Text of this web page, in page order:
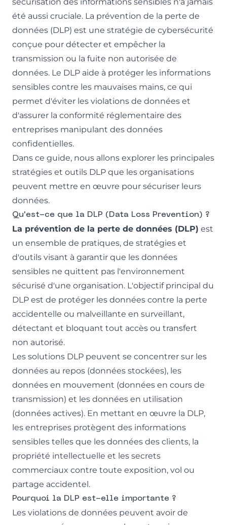
été aussi cruciale. La prévention de la perte de
données (DLP) est une stratégie de cybersécurité
conçue pour détecter et empêcher la
transmission ou la fuite non autorisée de
données. Le DLP aide à protéger les informations
sensibles contre les mauvaises mains, ce qui
permet d'éviter les violations de données et
d'assurer la conformité réglementaire des
entreprises manipulant des données
confidentielles.
Dans ce guide, nous allons explorer les principales
stratégies et outils DLP que les organisations
peuvent mettre en œuvre pour sécuriser leurs
données.
Qu'est-ce que la DLP (Data Loss Prevention) ?
La prévention de la perte de données (DLP) est
un ensemble de pratiques, de stratégies et
d'outils visant à garantir que les données
sensibles ne quittent pas l'environnement
sécurisé d'une organisation. L'objectif principal du
DLP est de protéger les données contre la perte
accidentelle ou malveillante en surveillant,
détectant et bloquant tout accès ou transfert
non autorisé.
Les solutions DLP peuvent se concentrer sur les
données au repos (données stockées), les
données en mouvement (données en cours de
transmission) et les données en utilisation
(données actives). En mettant en œuvre la DLP,
les entreprises protègent des informations
sensibles telles que les données des clients, la
propriété intellectuelle et les secrets
commerciaux contre toute exposition, vol ou
partage accidentel.
Pourquoi la DLP est-elle importante ?
Les violations de données peuvent avoir de